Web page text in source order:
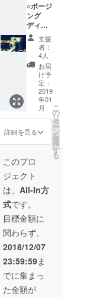
○ポージ
ング
ディレ
クター
+カラー
コンサ
ルタン
ト監修
パンフ
レット
写真上
で与え
たい印
象ごと
の服装
や姿勢
を詳し
く解説
した写
真付き
アドバ
イス集
○お礼の
メッ
セージ&
感謝の
写真 ○
イベン
ト活動
のご報
告
支援
者：
4人
お届
け予
定：
2019
年01
月
詳細を見る
こ
の
リ
タ
ー
ン
を
選
択
す
る
このプロ
ジェクト
は、 All-In方
式です。
目標金額に
関わらず、
2018/12/07
23:59:59ま
でに集まっ
た金額が